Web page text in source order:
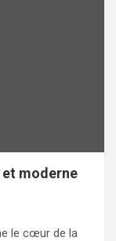
et moderne
le cœur de la